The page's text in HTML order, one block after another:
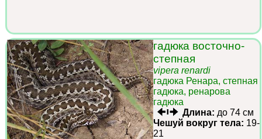
гадюка восточно-
степная
vipera renardi
гадюка Ренара, степная
гадюка, ренарова
гадюка
Длина: до 74 см
Чешуй вокруг тела: 19-
21